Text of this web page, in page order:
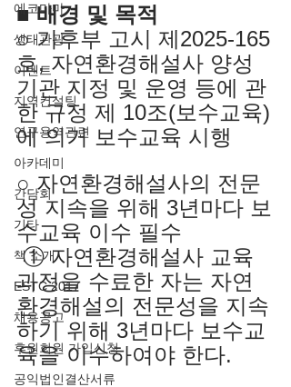
에코마마
생태관광
이벤트
지역컨설팅
연구용역관련
아카데미
간담회
기타
책 소개
ESTC 2017
채용공고
후원회원 가입신청
공익법인결산서류
■ 배경 및 목적
○ 기후부 고시 제2025-165
호, 자연환경해설사 양성
기관 지정 및 운영 등에 관
한 규정 제 10조(보수교육)
에 의거 보수교육 시행
○ 자연환경해설사의 전문
성 지속을 위해 3년마다 보
수교육 이수 필수
① 자연환경해설사 교육
과정을 수료한 자는 자연
환경해설의 전문성을 지속
하기 위해 3년마다 보수교
육을 이수하여야 한다.